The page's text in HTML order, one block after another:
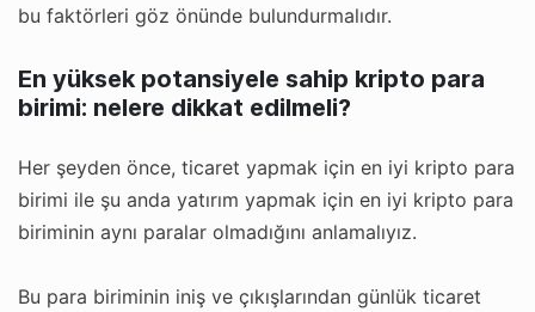
bu faktörleri göz önünde bulundurmalıdır.
En yüksek potansiyele sahip kripto para
birimi: nelere dikkat edilmeli?
Her şeyden önce, ticaret yapmak için en iyi kripto para
birimi ile şu anda yatırım yapmak için en iyi kripto para
biriminin aynı paralar olmadığını anlamalıyız.
Bu para biriminin iniş ve çıkışlarından günlük ticaret